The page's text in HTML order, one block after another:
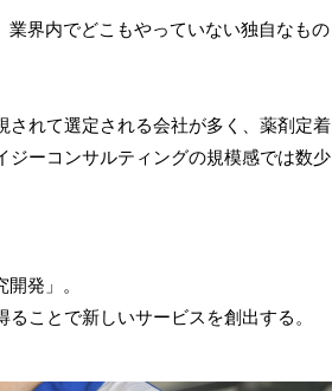
業界内でどこもやっていない独自なもの
されて選定される会社が多く、薬剤定着
ジーコンサルティングの規模感では数少
発」。
ことで新しいサービスを創出する。